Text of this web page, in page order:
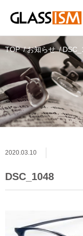
TOP お知らせ
2020.03.10
DSC_1048